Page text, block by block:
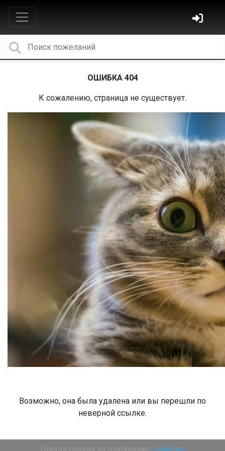
ОШИБКА 404
К сожалению, страница не существует.
Возможно, она была удалена или вы перешли по
неверной ссылке.